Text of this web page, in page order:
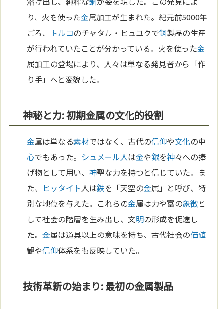
り、火を使った金属加工が生まれた。紀元前5000年
ごろ、
トルコのチャタル・ヒュユクで銅製品の生産
が行われていたことが分かっている。火を使った金
属加工の登場により、人々は単なる発見者から「作
り手」へと変貌した。
神秘と力: 初期金属の文化的役割
金属は単なる素材ではなく、古代の信仰や文化の中
心でもあった。 シュメール人は金や銀を神々への捧
げ物として用い、神聖な力を持つと信じていた。ま
た、 ヒッタイト人は鉄を「天空の金属」と呼び、特
別な地位を与えた。これらの金属は力や富の象徴と
して社会の階層を生み出し、文明の形成を促進し
た。金属は道具以上の意味を持ち、古代社会の価値
観や信仰体系をも反映していた。
技術革新の始まり: 最初の金属製品